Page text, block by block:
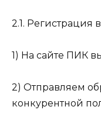
2.1.
1) На сайте ПИК
2) Отправляем
конкурентной